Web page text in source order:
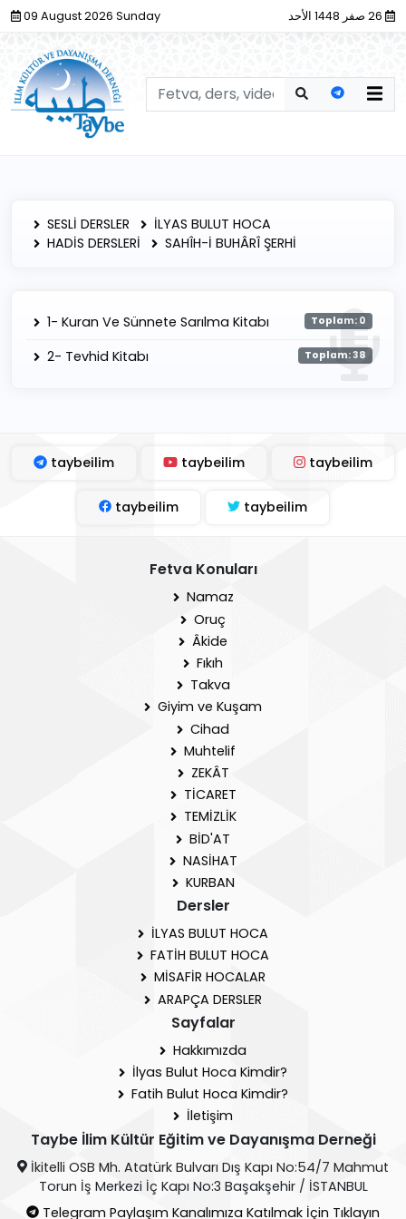
09 August 2026 Sunday
SESLİ DERSLER
İLYAS BULUT HOCA
HADİS DERSLERİ
SAHÎH-İ BUHÂRÎ ŞERHİ
1- Kuran Ve Sünnete Sarılma Kitabı Toplam: 0
2- Tevhid Kitabı Toplam: 38
taybeilim taybeilim taybeilim
taybeilim taybeilim
Fetva Konuları
Namaz
Oruç
Âkide
Fıkıh
Takva
Giyim ve Kuşam
Cihad
Muhtelif
ZEKÂT
TİCARET
TEMİZLİK
BİD'AT
NASİHAT
KURBAN
Dersler
İLYAS BULUT HOCA
FATİH BULUT HOCA
MİSAFİR HOCALAR
ARAPÇA DERSLER
Sayfalar
Hakkımızda
İlyas Bulut Hoca Kimdir?
Fatih Bulut Hoca Kimdir?
İletişim
Taybe İlim Kültür Eğitim ve Dayanışma Derneği
İkitelli OSB Mh. Atatürk Bulvarı Dış Kapı No:54/7 Mahmut
Torun İş Merkezi İç Kapı No:3 Başakşehir / İSTANBUL
Telegram Paylaşım Kanalımıza Katılmak İçin Tıklayın